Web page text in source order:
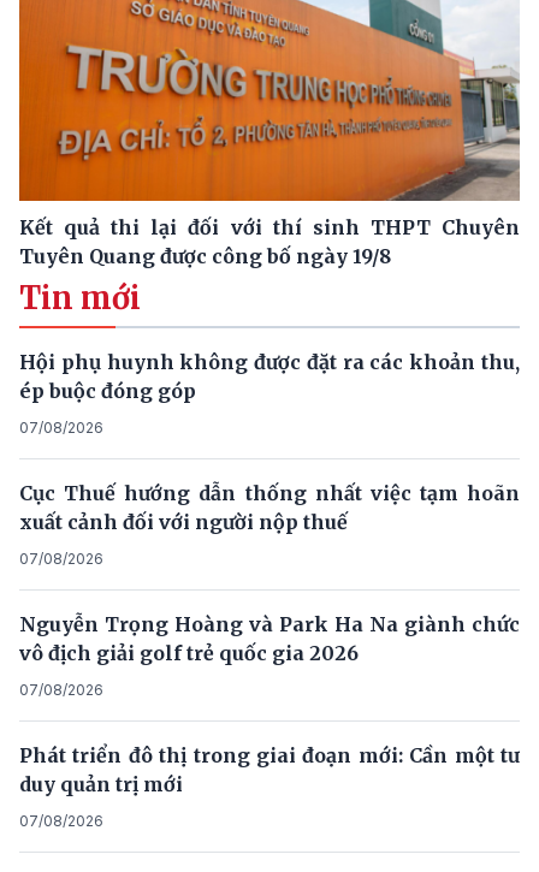
Kết quả thi lại đối với thí sinh THPT Chuyên
Tuyên Quang được công bố ngày 19/8
Tin mới
Hội phụ huynh không được đặt ra các khoản thu,
ép buộc đóng góp
07/08/2026
Cục Thuế hướng dẫn thống nhất việc tạm hoãn
xuất cảnh đối với người nộp thuế
07/08/2026
Nguyễn Trọng Hoàng và Park Ha Na giành chức
vô địch giải golf trẻ quốc gia 2026
07/08/2026
Phát triển đô thị trong giai đoạn mới: Cần một tư
duy quản trị mới
07/08/2026